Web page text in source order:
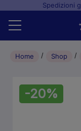
Spedizioni
Home
Studio odontoiatrico
Home Shop
-20%